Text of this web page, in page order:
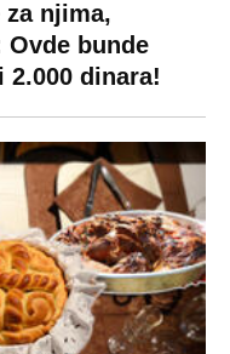
njima,
Ovde bunde
2.000 dinara!